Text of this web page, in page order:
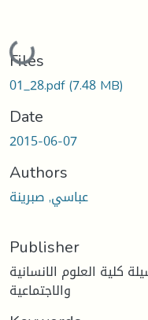
Loading...
Files
01_28.pdf(7.48 MB)
Date
2015-06-07
Authors
عباسي, صبرينة
Publisher
كلية العلوم الانسانية
والاجتماعية